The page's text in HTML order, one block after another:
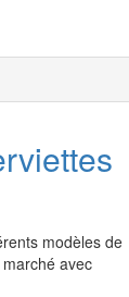
modèles de
avec